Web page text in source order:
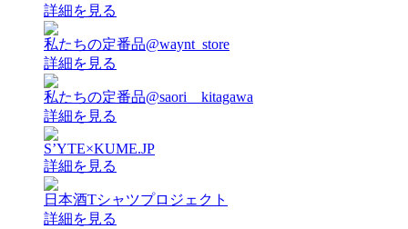
詳細を見る
私たちの定番品@waynt_store
詳細を見る
私たちの定番品@saori__kitagawa
詳細を見る
S’YTE×KUME.JP
詳細を見る
日本酒Tシャツプロジェクト
詳細を見る